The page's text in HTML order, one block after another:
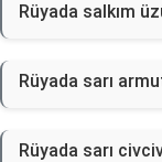
Rüyada salkım
Rüyada sarı
Rüyada sarı